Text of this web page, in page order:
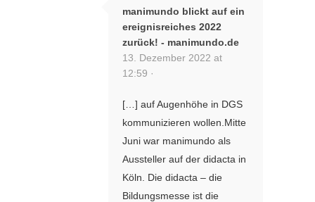
manimundo blickt auf ein
ereignisreiches 2022
zurück! - manimundo.de
13. Dezember 2022 at
12:59 ·
[…] auf Augenhöhe in DGS
kommunizieren wollen.Mitte
Juni war manimundo als
Aussteller auf der didacta in
Köln. Die didacta – die
Bildungsmesse ist die